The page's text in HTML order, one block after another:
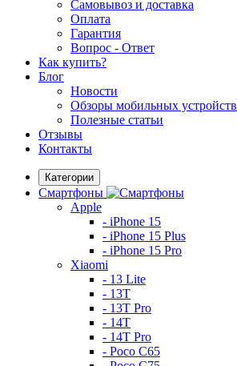
Самовывоз и доставка
Оплата
Гарантия
Вопрос - Ответ
Как купить?
Блог
Новости
Обзоры мобильных устройств
Полезные статьи
Отзывы
Контакты
Категории
Смартфоны
Apple
- iPhone 15
- iPhone 15 Plus
- iPhone 15 Pro
Xiaomi
- 13 Lite
- 13T
- 13T Pro
- 14T
- 14T Pro
- Poco C65